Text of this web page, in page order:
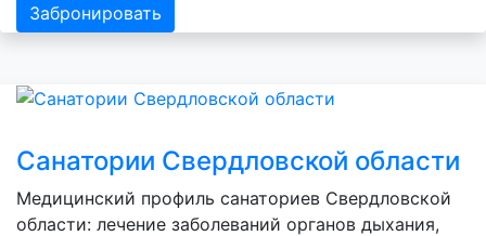
Забронировать
Санатории Свердловской области
Медицинский профиль санаториев Свердловской
области: лечение заболеваний органов дыхания,